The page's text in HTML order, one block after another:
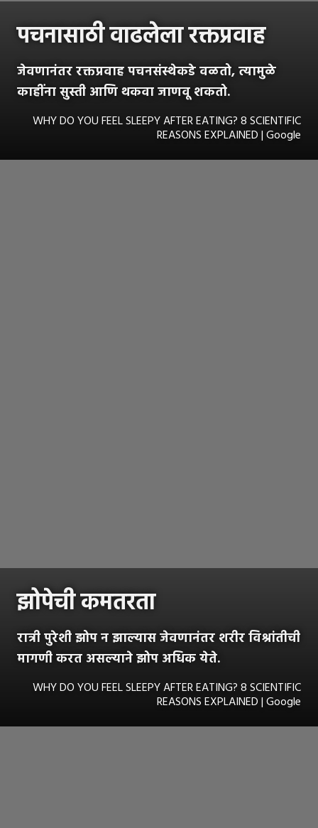
पचनासाठी वाढलेला रक्तप्रवाह
जेवणानंतर रक्तप्रवाह पचनसंस्थेकडे वळतो, त्यामुळे
काहींना सुस्ती आणि थकवा जाणवू शकतो.
WHY DO YOU FEEL SLEEPY AFTER EATING? 8 SCIENTIFIC
REASONS EXPLAINED | Google
झोपेची कमतरता
रात्री पुरेशी झोप न झाल्यास जेवणानंतर शरीर विश्रांतीची
मागणी करत असल्याने झोप अधिक येते.
WHY DO YOU FEEL SLEEPY AFTER EATING? 8 SCIENTIFIC
REASONS EXPLAINED | Google